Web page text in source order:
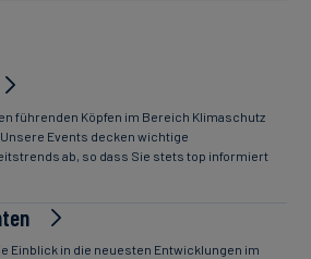
führenden Köpfen im Bereich Klimaschutz
Events decken wichtige
ab, so dass Sie stets top informiert
Einblick in die neuesten Entwicklungen im